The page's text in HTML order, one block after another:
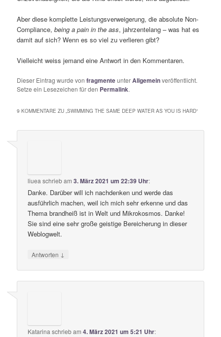
Aber diese komplette Leistungsverweigerung, die absolute Non-
Compliance,being a pain in the ass, jahrzentelang – was hat es
damit auf sich? Wenn es so viel zu verlieren gibt?
Vielleicht weiss jemand eine Antwort in den Kommentaren.
Dieser Eintrag wurde vonfragmenteunterAllgemeinveröffentlicht.
Setze ein Lesezeichen für den Permalink.
9 KOMMENTARE ZU „SWIMMING THE SAME DEEP WATER AS YOU IS HARD“
liuea schriebam3. März 2021 um 22:39 Uhr:
Danke. Darüber will ich nachdenken und werde das
ausführlich machen, weil ich mich sehr erkenne und das
Thema brandheiß ist in Welt und Mikrokosmos. Danke!
Sie sind eine sehr große geistige Bereicherung in dieser
Weblogwelt.
Antworten ↓
Katarina schriebam4. März 2021 um 5:21 Uhr: